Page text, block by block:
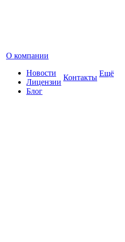
О компании
Новости
Лицензии
Блог
Контакты Ещё